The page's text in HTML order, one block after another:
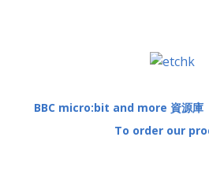
BBC micro:bit and more 資源庫
To order our